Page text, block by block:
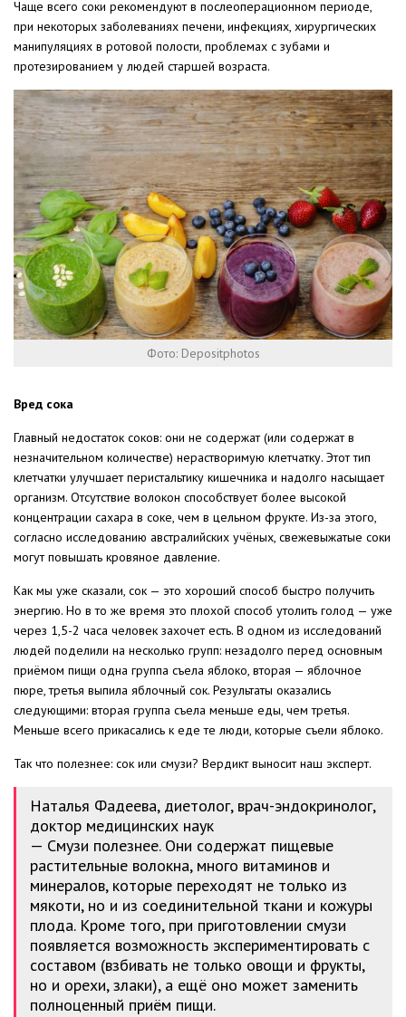
Чаще всего соки рекомендуют в послеоперационном периоде,
при некоторых заболеваниях печени, инфекциях, хирургических
манипуляциях в ротовой полости, проблемах с зубами и
протезированием у людей старшей возраста.
Фото: Depositphotos
Вред сока
Главный недостаток соков: они не содержат (или содержат в
незначительном количестве) нерастворимую клетчатку. Этот тип
клетчатки улучшает перистальтику кишечника и надолго насыщает
организм. Отсутствие волокон способствует более высокой
концентрации сахара в соке, чем в цельном фрукте. Из-за этого,
согласно исследованию австралийских учёных, свежевыжатые соки
могут повышать кровяное давление.
Как мы уже сказали, сок — это хороший способ быстро получить
энергию. Но в то же время это плохой способ утолить голод — уже
через 1,5-2 часа человек захочет есть. В одном из исследований
людей поделили на несколько групп: незадолго перед основным
приёмом пищи одна группа съела яблоко, вторая — яблочное
пюре, третья выпила яблочный сок. Результаты оказались
следующими: вторая группа съела меньше еды, чем третья.
Меньше всего прикасались к еде те люди, которые съели яблоко.
Так что полезнее: сок или смузи? Вердикт выносит наш эксперт.
Наталья Фадеева, диетолог, врач-эндокринолог,
доктор медицинских наук
— Смузи полезнее. Они содержат пищевые
растительные волокна, много витаминов и
минералов, которые переходят не только из
мякоти, но и из соединительной ткани и кожуры
плода. Кроме того, при приготовлении смузи
появляется возможность экспериментировать с
составом (взбивать не только овощи и фрукты,
но и орехи, злаки), а ещё оно может заменить
полноценный приём пищи.